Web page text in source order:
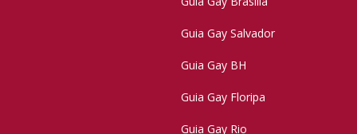
Guia Gay Salvador
Guia Gay BH
Guia Gay Floripa
Guia Gay Rio